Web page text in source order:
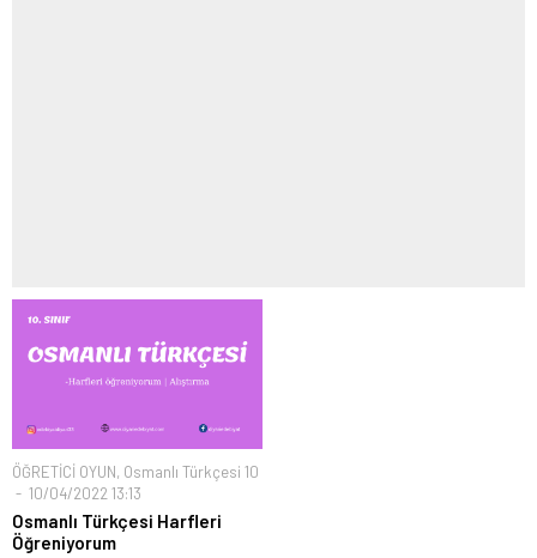
ÖĞRETİCİ OYUN, Osmanlı Türkçesi 10
10/04/2022 13:13
Osmanlı Türkçesi Harfleri
Öğreniyorum